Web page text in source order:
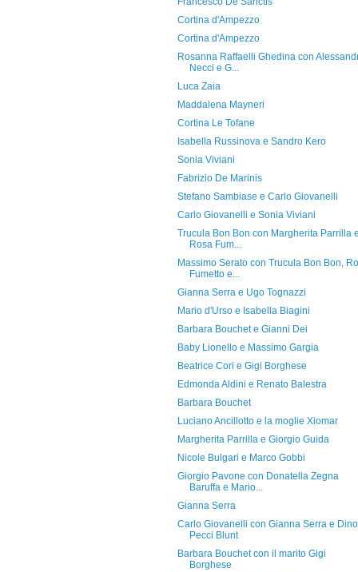
Cortina d'Ampezzo
Cortina d'Ampezzo
Rosanna Raffaelli Ghedina con
Necci e G...
Luca Zaia
Maddalena Mayneri
Cortina Le Tofane
Isabella Russinova e Sandro Kero
Sonia Viviani
Fabrizio De Marinis
Stefano Sambiase e Carlo Giovanelli
Carlo Giovanelli e Sonia Viviani
Trucula Bon Bon con Margherita Parrilla
Rosa Fum...
Massimo Serato con Trucula Bon Bon,
Fumetto e...
Gianna Serra e Ugo Tognazzi
Mario d'Urso e Isabella Biagini
Barbara Bouchet e Gianni Dei
Baby Lionello e Massimo Gargia
Beatrice Cori e Gigi Borghese
Edmonda Aldini e Renato Balestra
Barbara Bouchet
Luciano Ancillotto e la moglie Xiomar
Margherita Parrilla e Giorgio Guida
Nicole Bulgari e Marco Gobbi
Giorgio Pavone con Donatella Zegna
Baruffa e Mario...
Gianna Serra
Carlo Giovanelli con Gianna Serra e Dino
Pecci Blunt
Barbara Bouchet con il marito Gigi
Borghese